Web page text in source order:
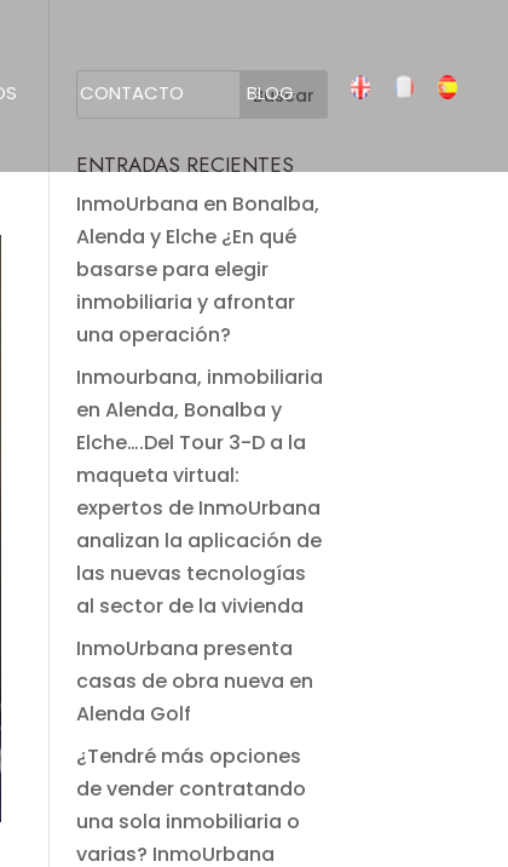
CONTACTO BLOG
ENTRADAS RECIENTES
InmoUrbana en Bonalba,
Alenda y Elche ¿En qué
basarse para elegir
inmobiliaria y afrontar
una operación?
Inmourbana, inmobiliaria
en Alenda, Bonalba y
Elche….Del Tour 3-D a la
maqueta virtual:
expertos de InmoUrbana
analizan la aplicación de
las nuevas tecnologías
al sector de la vivienda
InmoUrbana presenta
casas de obra nueva en
Alenda Golf
¿Tendré más opciones
de vender contratando
una sola inmobiliaria o
varias? InmoUrbana